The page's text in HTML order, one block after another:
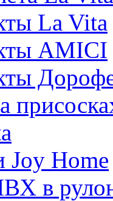
La Vita
AMICI
Joy Home
в